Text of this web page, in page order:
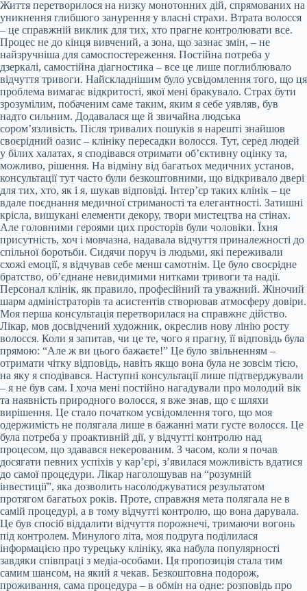
Життя перетворилося на низку монотонних дій, спрямованих на
уникнення глибшого занурення у власні страхи. Втрата волосся
– це справжній виклик для тих, хто прагне контролювати все.
Процес не до кінця вивчений, а зона, що зазнає змін, – не
найзручніша для самоспостереження. Постійна потреба у
дзеркалі, самостійна діагностика – все це лише поглиблювало
відчуття тривоги. Найскладнішим було усвідомлення того, що ця
проблема вимагає відкритості, якої мені бракувало. Страх бути
зрозумілим, побаченим саме таким, яким я себе уявляв, був
надто сильним. Додавалася ще й звичайна людська
сором’язливість. Після тривалих пошуків я нарешті знайшов
своєрідний оазис – клініку пересадки волосся. Тут, серед людей
у білих халатах, я сподівався отримати об’єктивну оцінку та,
можливо, рішення. На відміну від багатьох медичних установ,
консультації тут часто були безкоштовними, що відкривало двері
для тих, хто, як і я, шукав відповіді. Інтер’єр таких клінік – це
вдале поєднання медичної стриманості та елегантності. Затишні
крісла, вишукані елементи декору, твори мистецтва на стінах.
Але головними героями цих просторів були чоловіки. Їхня
присутність, хоч і мовчазна, надавала відчуття приналежності до
спільної боротьби. Сидячи поруч із людьми, які переживали
схожі емоції, я відчував себе менш самотнім. Це було своєрідне
братство, об’єднане невидимими нитками тривоги та надії.
Персонал клінік, як правило, професійний та уважний. Жіночий
шарм адміністраторів та асистентів створював атмосферу довіри.
Моя перша консультація перетворилася на справжнє дійство.
Лікар, мов досвідчений художник, окреслив нову лінію росту
волосся. Коли я запитав, чи це те, чого я прагну, її відповідь була
прямою: “Але ж ви цього бажаєте!” Це було звільненням –
отримати чітку відповідь, навіть якщо вона була не зовсім тією,
на яку я сподівався. Наступні консультації лише підтверджували
– я не був сам. І хоча мені постійно нагадували про молодий вік
та наявність природного волосся, я вже знав, що є шляхи
вирішення. Це стало початком усвідомлення того, що моя
одержимість не полягала лише в бажанні мати густе волосся. Це
була потреба у проактивній дії, у відчутті контролю над
процесом, що здавався некерованим. З часом, коли я почав
досягати певних успіхів у кар’єрі, з’явилася можливість вдатися
до самої процедури. Лікар наголошував на “розумній
інвестиції”, яка дозволить насолоджуватися результатом
протягом багатьох років. Проте, справжня мета полягала не в
самій процедурі, а в тому відчутті контролю, що вона дарувала.
Це був спосіб віддалити відчуття порожнечі, тримаючи вогонь
під контролем. Минулого літа, моя подруга поділилася
інформацією про турецьку клініку, яка набула популярності
завдяки співпраці з медіа-особами. Ця пропозиція стала тим
самим шансом, на який я чекав. Безкоштовна подорож,
проживання, сама процедура – в обмін на одне: розповідь про